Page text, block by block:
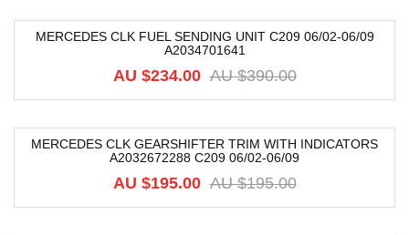
MERCEDES CLK FUEL SENDING UNIT C209 06/02-06/09
A2034701641
AU $390.00
AU $234.00
MERCEDES CLK GEARSHIFTER TRIM WITH INDICATORS
A2032672288 C209 06/02-06/09
AU $195.00
AU $195.00